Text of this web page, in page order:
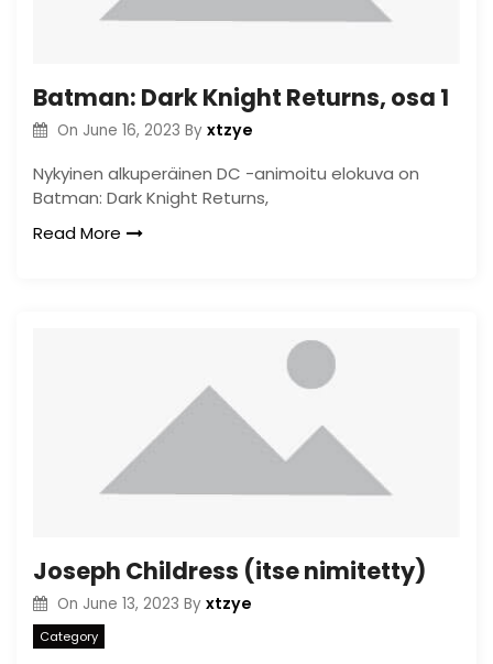
Batman: Dark Knight Returns, osa 1
On June 16, 2023 By xtzye
Nykyinen alkuperäinen DC -animoitu elokuva on
Batman: Dark Knight Returns,
Read More
Joseph Childress (itse nimitetty)
On June 13, 2023 By xtzye
Category